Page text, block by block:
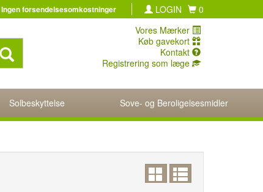
Ingen forsendelsesomkostninger LOGIN
0
Vores Mærker
Køb gavekort
Kontakt
Registrering som læge
Solbeskyttelse Sove- og Beroligelsesmidler